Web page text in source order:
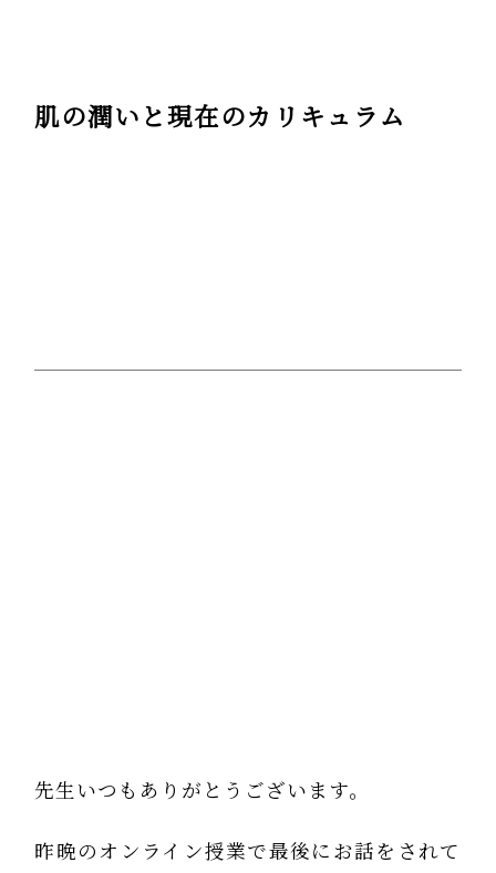
肌の潤いと現在のカリキュラム
先生いつもありがとうございます。
昨晩のオンライン授業で最後にお話をされて